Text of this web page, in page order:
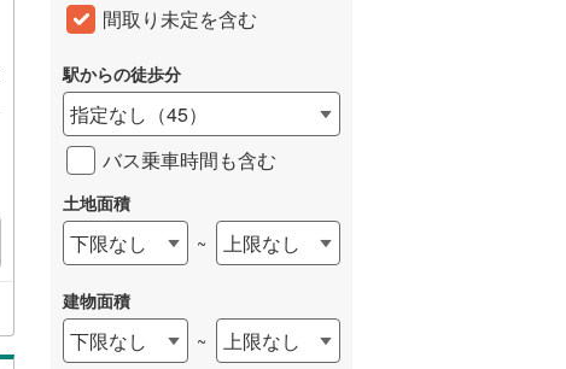
間取り未定を含む
駅からの徒歩分
指定なし （45）
バス乗車時間も含む
土地面積
下限なし ~ 上限なし
建物面積
下限なし ~ 上限なし
東急東横線 (410)
東急田園都市線(
東急目黒線( 180)
京急本線(668)
京急逗子線
東京モノレール (13
相模鉄道本線
横浜シーサイドライン(161)